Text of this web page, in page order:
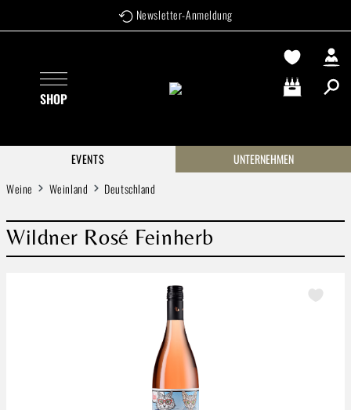
Zum Hauptinhalt springen Newsletter-Anmeldung
SHOP Warenkorb
EVENTS
UNTERNEHMEN
Weine
Weinland Deutschland
Wildner Rosé Feinherb